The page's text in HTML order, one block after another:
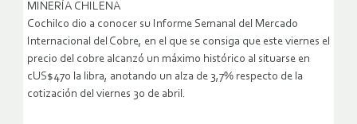
MINERÍA CHILENA
Cochilco dio a conocer su Informe Semanal del Mercado
Internacional del Cobre, en el que se consiga que este viernes el
precio del cobre alcanzó un máximo histórico al situarse en
cUS$470 la libra, anotando un alza de 3,7% respecto de la
cotización del viernes 30 de abril.